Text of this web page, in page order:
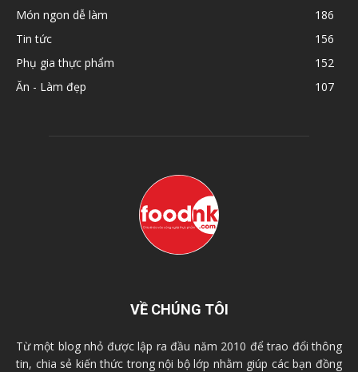
Món ngon dễ làm
186
Tin tức
156
Phụ gia thực phẩm
152
Ăn - Làm đẹp
107
VỀ CHÚNG TÔI
Từ một blog nhỏ được lập ra đầu năm 2010 để trao đổi thông
tin, chia sẻ kiến thức trong nội bộ lớp nhằm giúp các bạn đồng